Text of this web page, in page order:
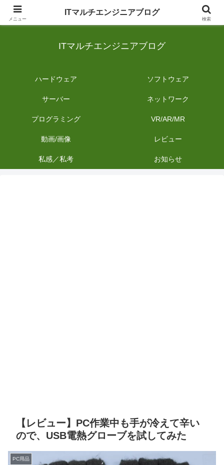
日常のIT業務を備忘録として発信。商品レビューやDIYの作業内容も投稿しま
ITマルチエンジニアブログ
ハードウェア ソフトウェア
サーバー ネットワーク
プログラミング VR/AR/MR
動画/画像 レビュー
私感／私考 お知らせ
【レビュー】PC作業中も手が冷えて辛い
ので、USB電熱グローブを試してみた
PC用品
メニュー
ITマルチエンジニアブログ
検索